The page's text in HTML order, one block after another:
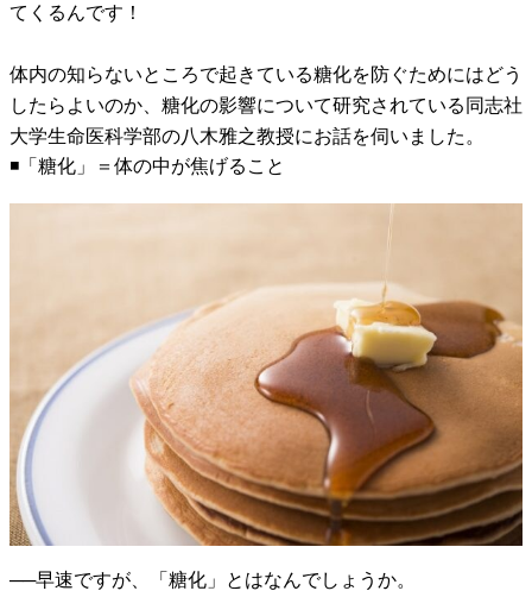
てくるんです！
体内の知らないところで起きている糖化を防ぐためにはどう
したらよいのか、糖化の影響について研究されている同志社
大学生命医科学部の八木雅之教授にお話を伺いました。
◾️「糖化」＝体の中が焦げること
──早速ですが、「糖化」とはなんでしょうか。